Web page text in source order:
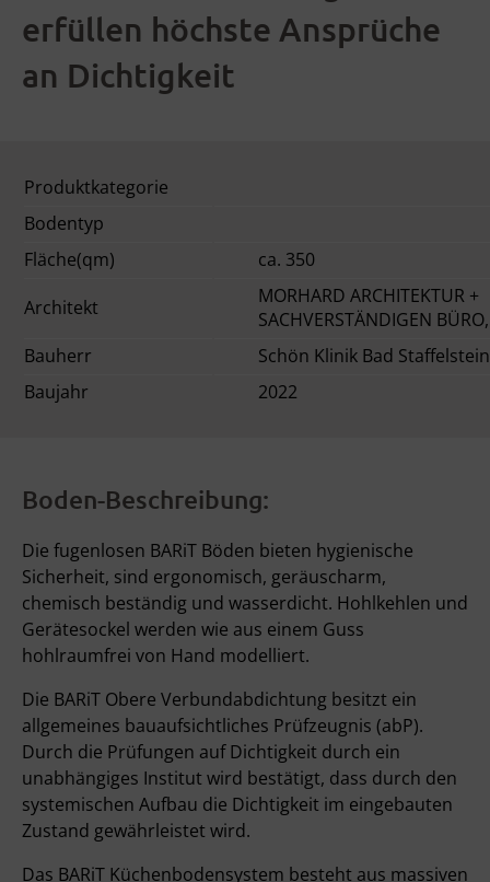
erfüllen höchste Ansprüche
an Dichtigkeit
Produktkategorie
Bodentyp
Fläche(qm)
ca. 350
Architekt
MORHARD ARCHITEKTUR +
SACHVERSTÄNDIGEN
Bauherr
Schön Klinik Bad Staffelstein
Baujahr
2022
Boden-Beschreibung:
Die fugenlosen BARiT Böden bieten hygienische
Sicherheit, sind ergonomisch, geräuscharm,
chemisch beständig und wasserdicht. Hohlkehlen und
Gerätesockel werden wie aus einem Guss
hohlraumfrei von Hand modelliert.
Die BARiT Obere Verbundabdichtung besitzt ein
allgemeines bauaufsichtliches Prüfzeugnis (abP).
Durch die Prüfungen auf Dichtigkeit durch ein
unabhängiges Institut wird bestätigt, dass durch den
systemischen Aufbau die Dichtigkeit im eingebauten
Zustand gewährleistet wird.
Das BARiT Küchenbodensystem besteht aus massiven